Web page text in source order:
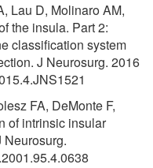
Lau D, Molinaro AM,
the insula. Part 2:
classification system
J Neurosurg. 2016
FA, DeMonte F,
of intrinsic insular